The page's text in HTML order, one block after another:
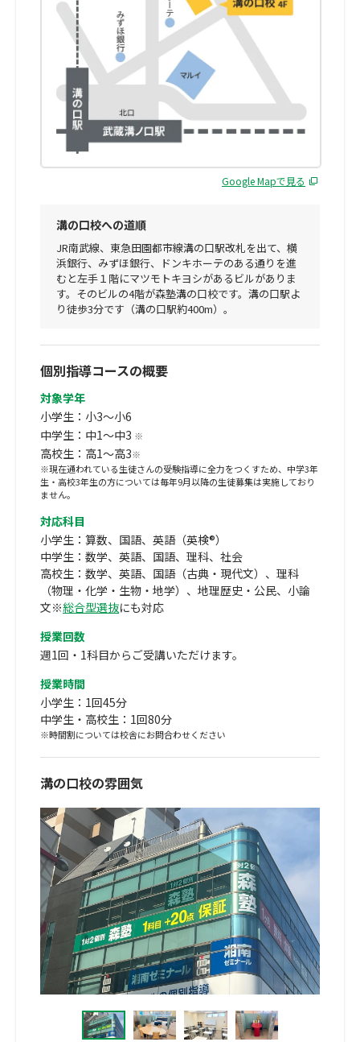
個別指導コースの概要
対象学年
小学生：小3～小6
中学生：中1～中3 ※
高校生：高1～高3※
※現在通われている生徒さんの受験指導に全力をつくすため、中学3年
生・高校3年生の方については毎年9月以降の生徒募集は実施しており
ません。
対応科目
小学生：算数、国語、英語（英検®）
中学生：数学、英語、国語、理科、社会
高校生：数学、英語、国語（古典・現代文）、理科
（物理・化学・生物・地学）、地理歴史・公民、小論
文※総合型選抜にも対応
授業回数
週1回・1科目からご受講いただけます。
授業時間
小学生：1回45分
中学生・高校生：1回80分
※時間割については校舎にお問合わせください
溝の口校の雰囲気
Google Mapで見る
溝の口校への道順
JR南武線、東急田園都市線溝の口駅改札を出て、横
浜銀行、みずほ銀行、ドンキホーテのある通りを進
むと左手１階にマツモトキヨシがあるビルがありま
す。そのビルの4階が森塾溝の口校です。溝の口駅よ
り徒歩3分です（溝の口駅約400m）。